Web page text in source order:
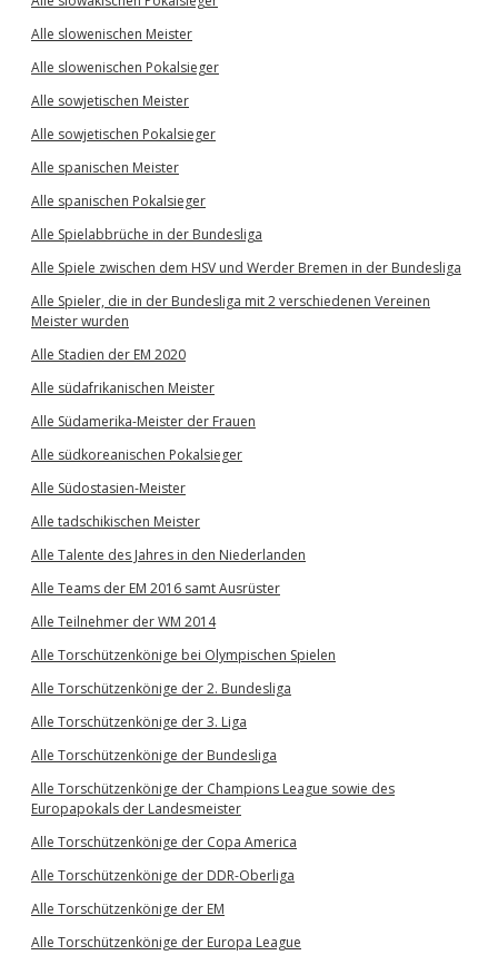
Alle slowenischen Meister
Alle slowenischen Pokalsieger
Alle sowjetischen Meister
Alle sowjetischen Pokalsieger
Alle spanischen Meister
Alle spanischen Pokalsieger
Alle Spielabbrüche in der Bundesliga
Alle Spiele zwischen dem HSV und Werder Bremen in der Bundesliga
Alle Spieler, die in der Bundesliga mit 2 verschiedenen Vereinen
Meister wurden
Alle Stadien der EM 2020
Alle südafrikanischen Meister
Alle Südamerika-Meister der Frauen
Alle südkoreanischen Pokalsieger
Alle Südostasien-Meister
Alle tadschikischen Meister
Alle Talente des Jahres in den Niederlanden
Alle Teams der EM 2016 samt Ausrüster
Alle Teilnehmer der WM 2014
Alle Torschützenkönige bei Olympischen Spielen
Alle Torschützenkönige der 2. Bundesliga
Alle Torschützenkönige der 3. Liga
Alle Torschützenkönige der Bundesliga
Alle Torschützenkönige der Champions League sowie des
Europapokals der Landesmeister
Alle Torschützenkönige der Copa America
Alle Torschützenkönige der DDR-Oberliga
Alle Torschützenkönige der EM
Alle Torschützenkönige der Europa League